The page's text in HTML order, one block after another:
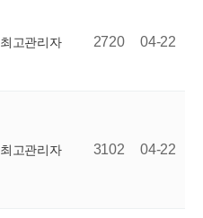
최고관리자 2720 04-22
최고관리자 3102 04-22